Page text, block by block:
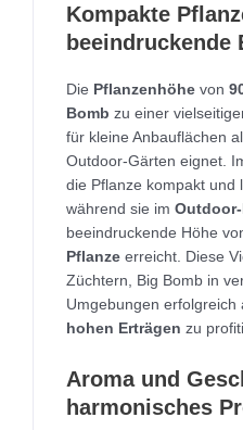
Kompakte
beeindruckende
Die Pflanzenhöhe von
Bomb zu einer
für kleine Anbauflächen
Outdoor-Gärten eignet.
die Pflanze kompakt und
während sie im
beeindruckende Höhe
Pflanze erreicht. Diese
Züchtern, Big Bomb in
Umgebungen erfolgreich
hohen Erträgen zu
Aroma und
harmonisches